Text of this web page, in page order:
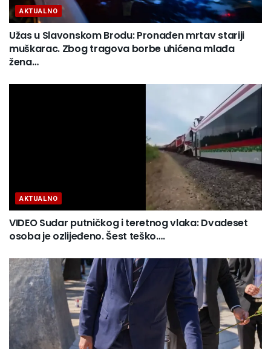
AKTUALNO
Užas u Slavonskom Brodu: Pronađen mrtav stariji
muškarac. Zbog tragova borbe uhićena mlađa
žena…
AKTUALNO
VIDEO Sudar putničkog i teretnog vlaka: Dvadeset
osoba je ozlijeđeno. Šest teško….